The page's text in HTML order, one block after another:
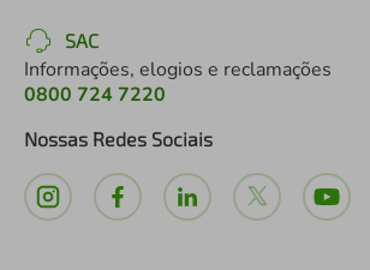
SAC
Informações, elogios e reclamações
0800 724 7220
Nossas Redes Sociais